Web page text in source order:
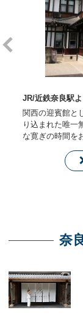
JR/近鉄奈良駅
関西の迎賓館と
り込まれた唯一
な寛ぎの時間を
奈